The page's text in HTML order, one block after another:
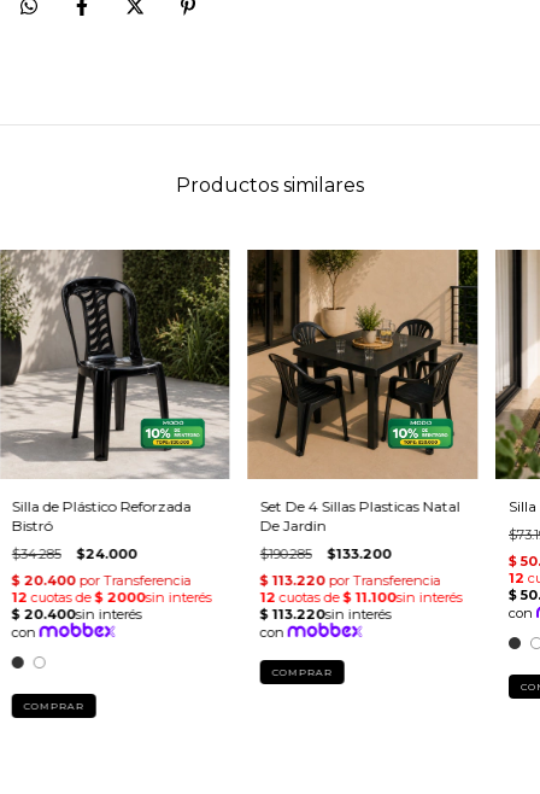
Productos similares
Silla de Plástico Reforzada
Bistró
$34.285 $24.000
COMPRAR
Set De 4 Sillas Plasticas Natal
De Jardin
$190.285 $133.200
COMPRAR